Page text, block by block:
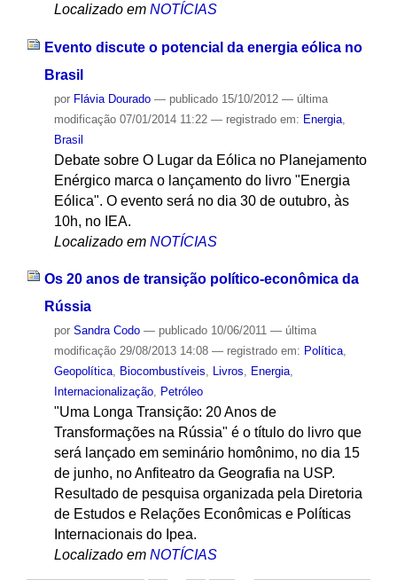
Localizado em NOTÍCIAS
Evento discute o potencial da energia eólica no
Brasil
por Flávia Dourado — publicado15/10/2012 — última
modificação07/01/2014 11:22 — registrado em: Energia,
Brasil
Debate sobre O Lugar da Eólica no Planejamento
Enérgico marca o lançamento do livro "Energia
Eólica". O evento será no dia 30 de outubro, às
10h, no IEA.
Localizado em NOTÍCIAS
Os 20 anos de transição político-econômica da
Rússia
por Sandra Codo — publicado10/06/2011 — última
modificação29/08/2013 14:08 — registrado em: Política,
Geopolítica, Biocombustíveis, Livros, Energia,
Internacionalização, Petróleo
"Uma Longa Transição: 20 Anos de
Transformações na Rússia" é o título do livro que
será lançado em seminário homônimo, no dia 15
de junho, no Anfiteatro da Geografia na USP.
Resultado de pesquisa organizada pela Diretoria
de Estudos e Relações Econômicas e Políticas
Internacionais do Ipea.
Localizado em NOTÍCIAS